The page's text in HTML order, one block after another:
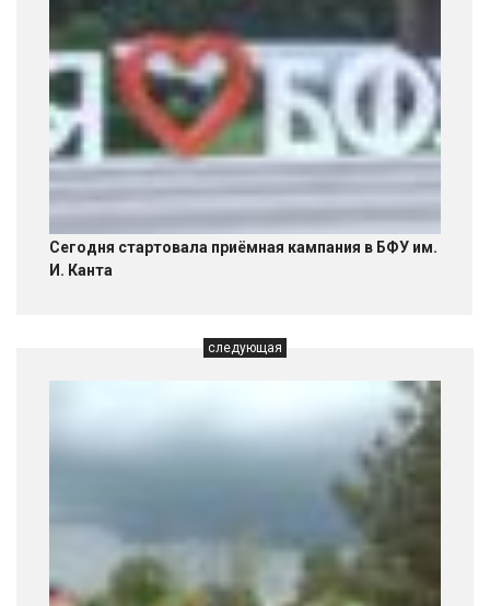
Сегодня стартовала приёмная кампания в БФУ им.
И. Канта
следующая